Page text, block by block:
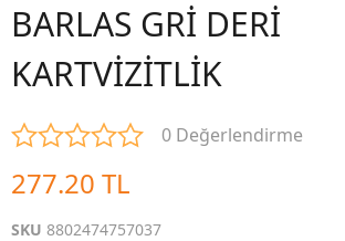
BARLAS GRİ DERİ
KARTVİZİTLİK
0 Değerlendirme
277.20 TL
SKU 8802474757037